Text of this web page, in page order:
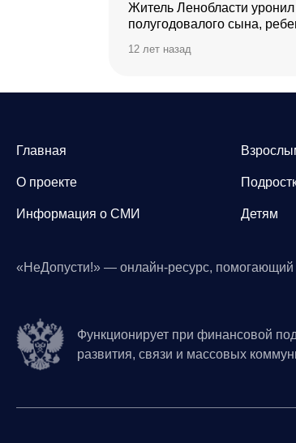
Житель Ленобласти
полугодовалого сына,
12 лет назад
Главная
О проекте
Информация о СМИ Детям
«НеДопусти!» — онлайн-ресурс, помогающий
Функционирует при финансовой
развития, связи и массовых